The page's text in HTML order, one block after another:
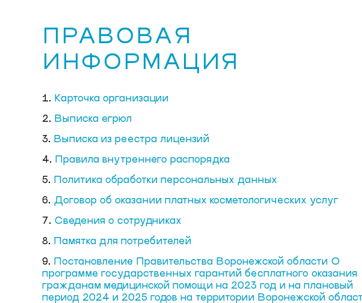
ПРАВОВАЯ
ИНФОРМАЦИЯ
1. Карточка организации
2. Выписка егрюл
3. Выписка из реестра лицензий
4. Правила внутреннего распорядка
5. Политика обработки персональных данных
6. Договор об оказании платных косметологических услуг
7. Сведения о сотрудниках
8. Памятка для потребителей
9. Постановление Правительства Воронежской области О
программе государственных гарантий бесплатного оказания
гражданам медицинской помощи на 2023 год и на плановый
период 2024 и 2025 годов на территории Воронежской